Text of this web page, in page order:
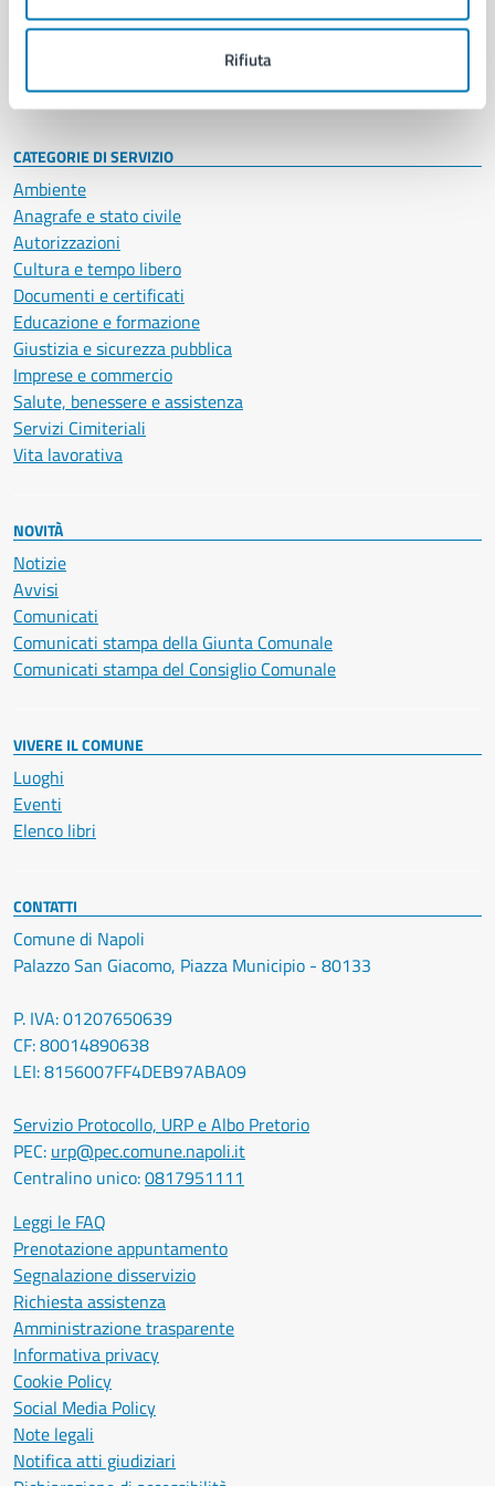
Rifiuta
Personale amministrativo
CATEGORIE DI SERVIZIO
Ambiente
Anagrafe e stato civile
Autorizzazioni
Cultura e tempo libero
Documenti e certificati
Educazione e formazione
Giustizia e sicurezza pubblica
Imprese e commercio
Salute, benessere e assistenza
Servizi Cimiteriali
Vita lavorativa
NOVITÀ
Notizie
Avvisi
Comunicati
Comunicati stampa della Giunta Comunale
Comunicati stampa del Consiglio Comunale
VIVERE IL COMUNE
Luoghi
Eventi
Elenco libri
CONTATTI
Comune di Napoli
Palazzo San Giacomo, Piazza Municipio - 80133
P. IVA: 01207650639
CF: 80014890638
LEI: 8156007FF4DEB97ABA09
Servizio Protocollo, URP e Albo Pretorio
PEC: urp@pec.comune.napoli.it
Centralino unico:0817951111
Leggi le FAQ
Prenotazione appuntamento
Segnalazione disservizio
Richiesta assistenza
Amministrazione trasparente
Informativa privacy
Cookie Policy
Social Media Policy
Note legali
Notifica atti giudiziari